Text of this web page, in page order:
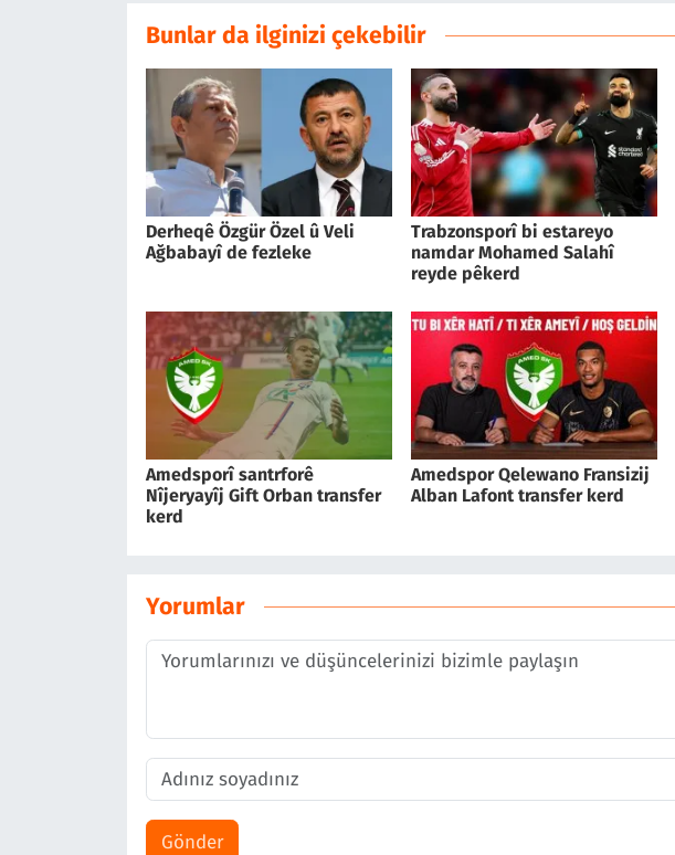
Bunlar da ilginizi çekebilir
Derheqê Özgür Özel û Veli
Ağbabayî de fezleke
Trabzonsporî bi estareyo
namdar Mohamed Salahî
reyde pêkerd
Amedsporî santrforê
Nîjeryayîj Gift Orban transfer
kerd
Amedspor Qelewano Fransizij
Alban Lafont transfer kerd
Yorumlar
Gönder